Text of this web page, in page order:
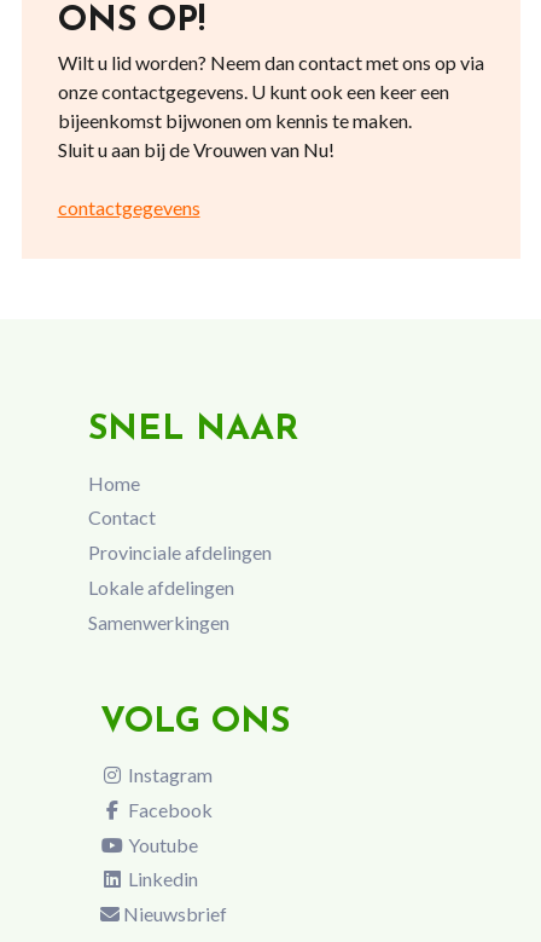
ONS OP!
Wilt u lid worden? Neem dan contact met ons op via
onze contactgegevens. U kunt ook een keer een
bijeenkomst bijwonen om kennis te maken.
Sluit u aan bij de Vrouwen van Nu!
contactgegevens
SNEL NAAR
Home
Contact
Provinciale afdelingen
Lokale afdelingen
Samenwerkingen
VOLG ONS
Instagram
Facebook
Youtube
Linkedin
Nieuwsbrief